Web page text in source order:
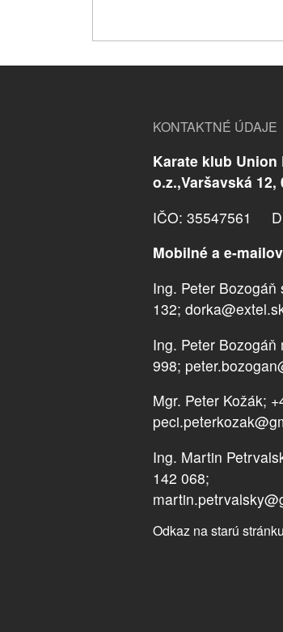
KONTAKTNÉ ÚDAJE
Karate klub Union
o.z.,Varšavská 12,
IČO: 35547561
Mobilné a e-
Ing. Peter
132;
Ing. Peter Bozogáň
998;
Mgr. Peter Kožák;
Ing. Martin
142 068;
Odkaz na starú